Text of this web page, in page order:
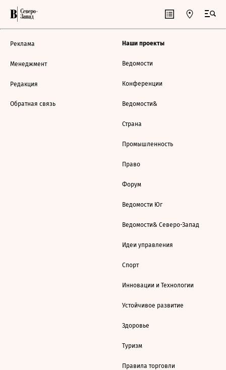
Реклама
Менеджмент
Редакция
Обратная связь
Наши проекты
Ведомости
Конференции
Ведомости&
Страна
Промышленность
Право
Форум
Ведомости Юг
Ведомости& Северо-Запад
Идеи управления
Спорт
Инновации и Технологии
Устойчивое развитие
Здоровье
Туризм
Правила торговли